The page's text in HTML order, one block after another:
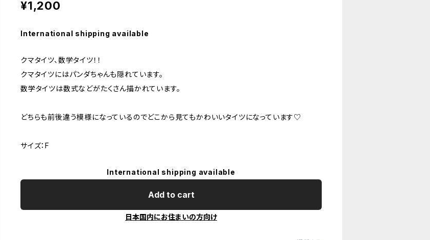
¥1,200
International shipping available
クマタイツ、数学タイツ！！
クマタイツにはパンダちゃんも隠れています。
数学タイツは数式などがたくさん描かれています。
どちらも前後違う模様になっているのでどこから見てもかわいいタイツになっています♡
サイズ：F
International shipping available
Add to cart
日本国内にお住まいの方向け